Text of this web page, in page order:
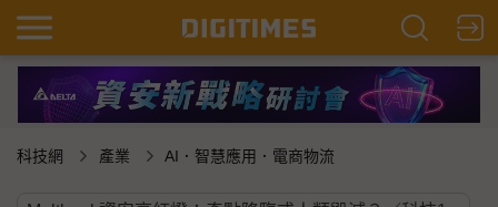
科技網 產業 AI．智慧應用．電商物流